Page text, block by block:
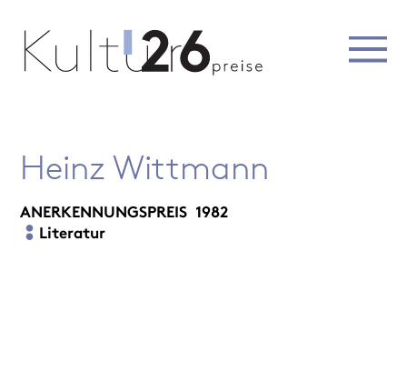
Heinz Wittmann
ANERKENNUNGSPREIS 1982
Literatur